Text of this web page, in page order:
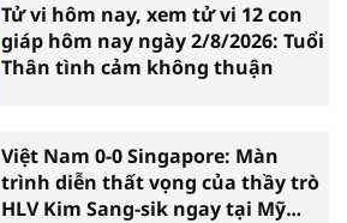
Tử vi hôm nay, xem tử vi 12 con
giáp hôm nay ngày 2/8/2026: Tuổi
Thân tình cảm không thuận
Việt Nam 0-0 Singapore: Màn
trình diễn thất vọng của thầy trò
HLV Kim Sang-sik ngay tại Mỹ